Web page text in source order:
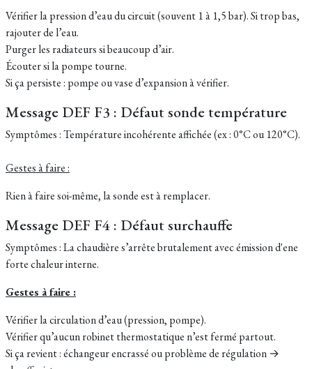
Vérifier la pression d’eau du circuit (souvent 1 à 1,5 bar). Si trop bas,
rajouter de l’eau.
Purger les radiateurs si beaucoup d’air.
Écouter si la pompe tourne.
Si ça persiste : pompe ou vase d’expansion à vérifier.
Message DEF F3 : Défaut sonde température
Symptômes : Température incohérente affichée (ex : 0°C ou 120°C).
Gestes à faire :
Rien à faire soi-même, la sonde est à remplacer.
Message DEF F4 : Défaut surchauffe
Symptômes : La chaudière s’arrête brutalement avec émission d'ene
forte chaleur interne.
Gestes à faire :
Vérifier la circulation d’eau (pression, pompe).
Vérifier qu’aucun robinet thermostatique n’est fermé partout.
Si ça revient : échangeur encrassé ou problème de régulation →